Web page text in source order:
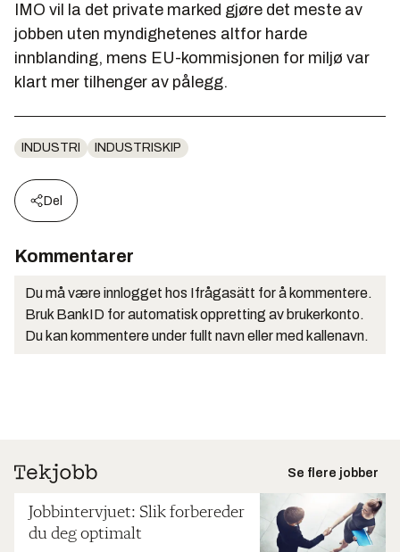
IMO vil la det private marked gjøre det meste av
jobben uten myndighetenes altfor harde
innblanding, mens EU-kommisjonen for miljø var
klart mer tilhenger av pålegg.
INDUSTRI INDUSTRISKIP
Del
Kommentarer
Du må være innlogget hos Ifrågasätt for å kommentere.
Bruk BankID for automatisk oppretting av brukerkonto.
Du kan kommentere under fullt navn eller med kallenavn.
Se flere jobber
Jobbintervjuet: Slik forbereder
du deg optimalt